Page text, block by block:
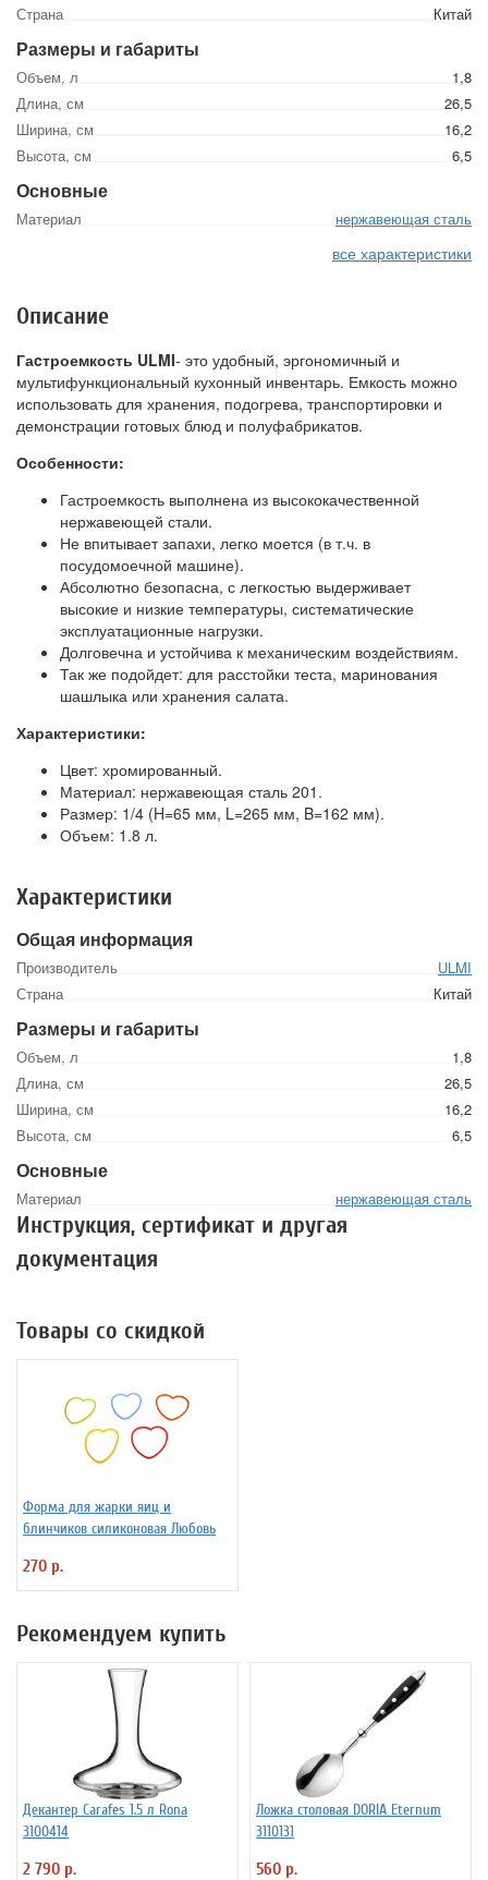
Страна Китай
Размеры и габариты
Объем, л
1,8
Длина, см
26,5
Ширина, см
16,2
Высота, см
6,5
Основные
Материал нержавеющая сталь
все характеристики
Описание
Гаcтроемкость ULMI- это удобный, эргономичный и
мультифункциональный кухонный инвентарь. Емкость можно
использовать для хранения, подогрева, транспортировки и
демонстрации готовых блюд и полуфабрикатов.
Особенности:
Гастроемкость выполнена из высококачественной
нержавеющей стали.
Не впитывает запахи, легко моется (в т.ч. в
посудомоечной машине).
Абсолютно безопасна, с легкостью выдерживает
высокие и низкие температуры, систематические
эксплуатационные нагрузки.
Долговечна и устойчива к механическим воздействиям.
Так же подойдет: для расстойки теста, маринования
шашлыка или хранения салата.
Характеристики:
Цвет: хромированный.
Материал: нержавеющая сталь 201.
Размер: 1/4 (H=65 мм, L=265 мм, B=162 мм).
Объем: 1.8 л.
Характеристики
Общая информация
Производитель
ULMI
Страна
Китай
Размеры и габариты
Объем, л
1,8
Длина, см
26,5
Ширина, см
16,2
Высота, см
6,5
Основные
Материал нержавеющая сталь
Инструкция, сертификат и другая
документация
Товары со скидкой
Форма для жарки яиц и
блинчиков силиконовая Любовь
270 р.
Рекомендуем купить
Декантер Carafes 1.5 л Rona
3100414
2 790 р.
Ложка столовая DORIA Eternum
3110131
560 р.